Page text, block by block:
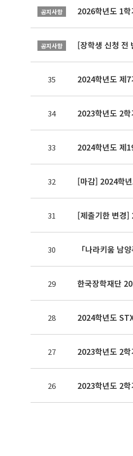
공지사항 2026학년도 1
공지사항 [장학생 신청 전
35 2024학년도 제
34 2023학년도 2
33 2024학년도 제
32 [마감] 2024학
31 [제출기한 변경
30 「나라키움 남
29 한국장학재단
28 2024학년도
27 2023학년도 2
26 2023학년도 2